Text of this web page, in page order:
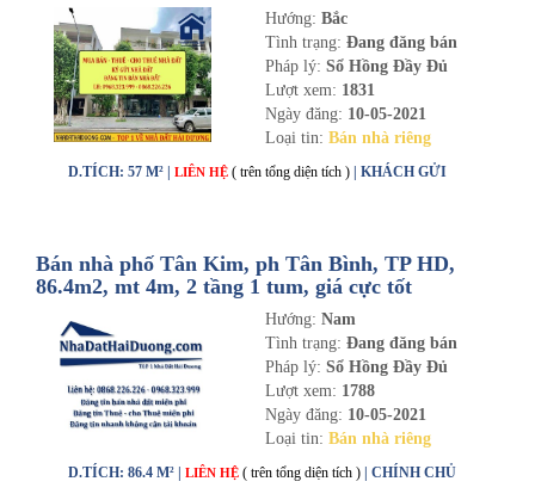
Hướng: Bắc
Tình trạng: Đang đăng bán
Pháp lý: Sổ Hồng Đầy Đủ
Lượt xem: 1831
Ngày đăng: 10-05-2021
Loại tin: Bán nhà riêng
D.TÍCH: 57 M² | LIÊN HỆ ( trên tổng diện tích ) | KHÁCH GỬI
Bán nhà phố Tân Kim, ph Tân Bình, TP HD,
86.4m2, mt 4m, 2 tầng 1 tum, giá cực tốt
Hướng: Nam
Tình trạng: Đang đăng bán
Pháp lý: Sổ Hồng Đầy Đủ
Lượt xem: 1788
Ngày đăng: 10-05-2021
Loại tin: Bán nhà riêng
D.TÍCH: 86.4 M² | LIÊN HỆ ( trên tổng diện tích ) | CHÍNH CHỦ